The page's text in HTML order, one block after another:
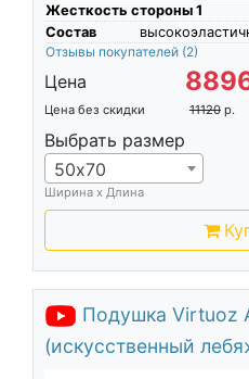
Жесткость стороны 1
Состав
Отзывы покупателей (2)
Цена
Цена без скидки 11120 р.
Выбрать размер
50х70
Ширина х Длина
Подушка Virtuoz
(искусственный